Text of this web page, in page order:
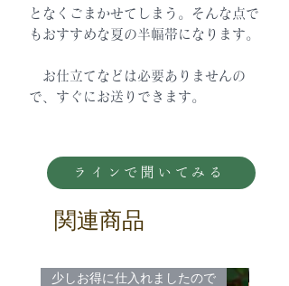
となくごまかせてしまう。そんな点で
もおすすめな夏の半幅帯になります。
お仕立てなどは必要ありませんの
で、すぐにお送りできます。
ラインで聞いてみる
関連商品
少しお得に仕入れましたので